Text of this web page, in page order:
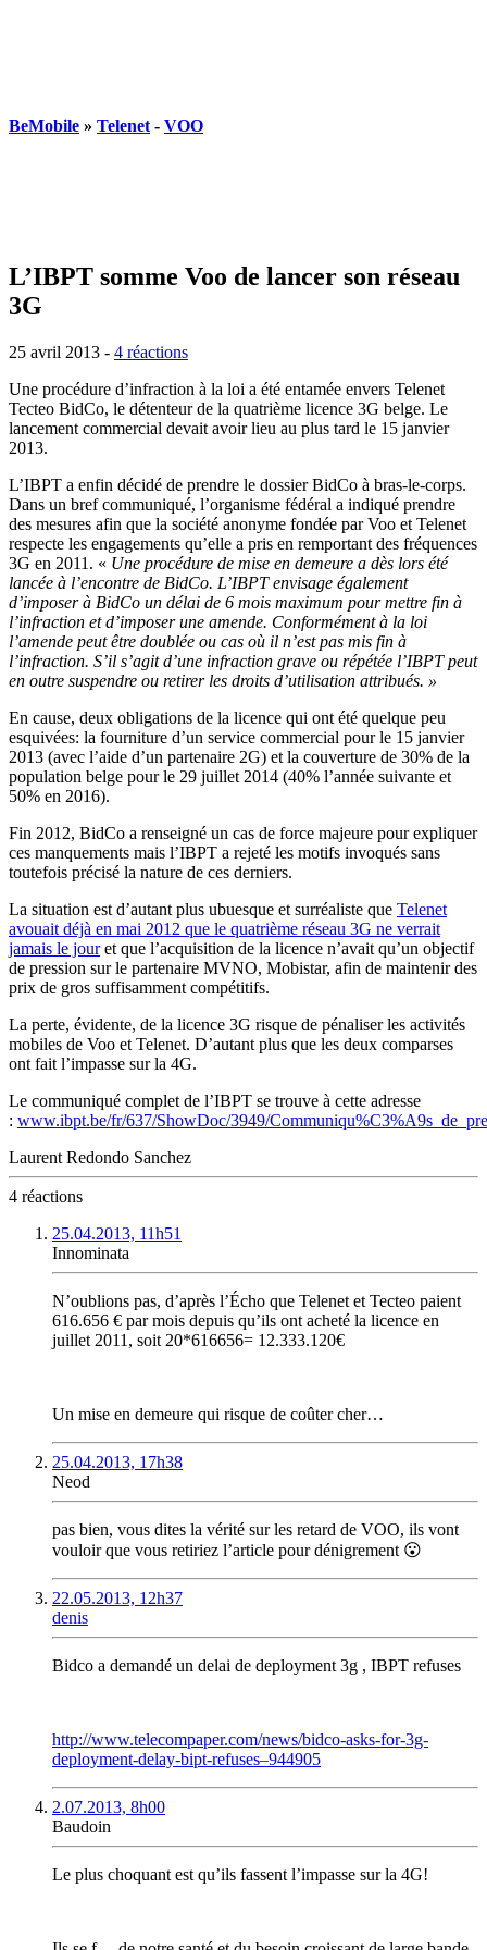
BeMobile » Telenet - VOO
L’IBPT somme Voo de lancer son réseau
3G
25 avril 2013 - 4 réactions
Une procédure d’infraction à la loi a été entamée envers Telenet
Tecteo BidCo, le détenteur de la quatrième licence 3G belge. Le
lancement commercial devait avoir lieu au plus tard le 15 janvier
2013.
L’IBPT a enfin décidé de prendre le dossier BidCo à bras-le-corps.
Dans un bref communiqué, l’organisme fédéral a indiqué prendre
des mesures afin que la société anonyme fondée par Voo et Telenet
respecte les engagements qu’elle a pris en remportant des fréquences
3G en 2011. « Une procédure de mise en demeure a dès lors été
lancée à l’encontre de BidCo. L’IBPT envisage également
d’imposer à BidCo un délai de 6 mois maximum pour mettre fin à
l’infraction et d’imposer une amende. Conformément à la loi
l’amende peut être doublée ou cas où il n’est pas mis fin à
l’infraction. S’il s’agit d’une infraction grave ou répétée l’IBPT peut
en outre suspendre ou retirer les droits d’utilisation attribués. »
En cause, deux obligations de la licence qui ont été quelque peu
esquivées: la fourniture d’un service commercial pour le 15 janvier
2013 (avec l’aide d’un partenaire 2G) et la couverture de 30% de la
population belge pour le 29 juillet 2014 (40% l’année suivante et
50% en 2016).
Fin 2012, BidCo a renseigné un cas de force majeure pour expliquer
ces manquements mais l’IBPT a rejeté les motifs invoqués sans
toutefois précisé la nature de ces derniers.
La situation est d’autant plus ubuesque et surréaliste que Telenet
avouait déjà en mai 2012 que le quatrième réseau 3G ne verrait
jamais le jouret que l’acquisition de la licence n’avait qu’un objectif
de pression sur le partenaire MVNO, Mobistar, afin de maintenir des
prix de gros suffisamment compétitifs.
La perte, évidente, de la licence 3G risque de pénaliser les activités
mobiles de Voo et Telenet. D’autant plus que les deux comparses
ont fait l’impasse sur la 4G.
Le communiqué complet de l’IBPT se trouve à cette adresse
: www.ibpt.be/fr/637/ShowDoc/3949/
Laurent Redondo Sanchez
4 réactions
25.04.2013, 11h51
Innominata
N’oublions pas, d’après l’Écho que Telenet et Tecteo paient
616.656 € par mois depuis qu’ils ont acheté la licence en
juillet 2011, soit 20*616656= 12.333.120€
Un mise en demeure qui risque de coûter cher…
25.04.2013, 17h38
Neod
pas bien, vous dites la vérité sur les retard de VOO, ils vont
vouloir que vous retiriez l’article pour dénigrement 😮
22.05.2013, 12h37
denis
Bidco a demandé un delai de deployment 3g , IBPT refuses
http://www.telecompaper.com/news/bidco-asks-for-3g-
deployment-delay-bipt-refuses–944905
2.07.2013, 8h00
Baudoin
Le plus choquant est qu’ils fassent l’impasse sur la 4G!